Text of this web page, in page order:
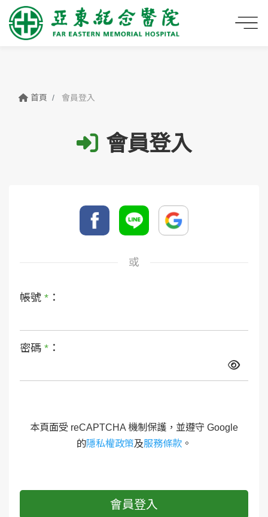
首頁 會員登入
會員登入
或
帳號 * ：
密碼 * ：
本頁面受 reCAPTCHA 機制保護，並遵守 Google
的隱私權政策及服務條款 。
會員登入